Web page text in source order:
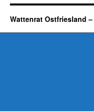
Wattenrat Ostfriesland